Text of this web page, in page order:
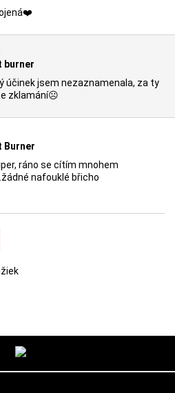
burner
účinek jsem nezaznamenala, za ty
zklamání☹️
Burner
ráno se cítím mnohem
nafouklé břicho